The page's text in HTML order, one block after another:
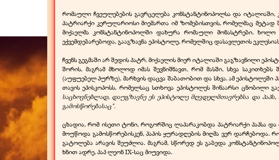
რომაული ჩვეულებების გავრცელება კონსტანტინოპოლსა და
პატრიარქი კერულარიოსი მიემართა იმ ზომებისთვის, რომელმაც
მიქაელმა კონსტანტინოპოლში დახურა რომაული მონასტრები,
ექვემდებარებოდა, გააგზავნა ეპისტოლე, რომელშიც დასავლეთის
ჩვენს გეგმაში არ შედის პატრ. მიქაელის მიერ იტალიაში გაგზავნილი
შორის, მაგრამ მხოლოდ იმას შევნიშნავთ, რომ მასში, სხვა
(აუფუებელ პურზე), მარხვის დაცვა შაბათობით და სხვა. ამ ეპისტოლეში
თავის ეპისკოპოსს, რომელსაც სთხოვა ეპისტოლეს შინაარსი ცნობილი
საცხოვნებლად, დაუგზავნე ეს ეპისტოლე მღვდელმთავრებსა და
გამოსწორებასაც".
ცხადია, რომ ისეთი ტონი, როგორშიც ლაპარაკობდა პატრიარქი პაპსა
მოუწოდა გამოსწორებისკენ, პაპის ყურადღების მიღმა ვერ დარჩებოდა.
გატოლება არავის შეუძლია. მაგრამ, სწორედ ეს გაბედა
ხნით ადრე, პაპ ლეონ IX-საც მიუვიდა.